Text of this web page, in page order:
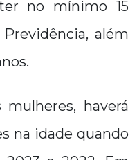
no mínimo 15
além
haverá
na idade quando